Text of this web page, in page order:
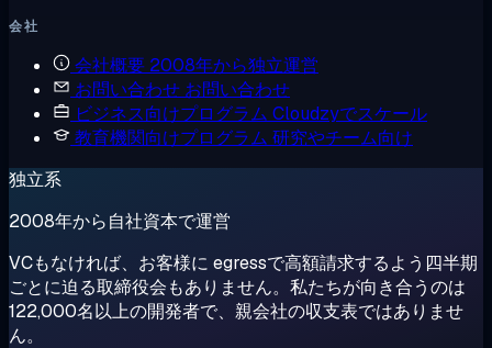
会社
会社概要 2008年から独立運営
お問い合わせ お問い合わせ
ビジネス向けプログラム Cloudzyでスケール
教育機関向けプログラム 研究やチーム向け
独立系
2008年から自社資本で運営
VCもなければ、お客様に egressで高額請求するよう四半期
ごとに迫る取締役会もありません。私たちが向き合うのは
122,000名以上の開発者で、親会社の収支表ではありませ
ん。